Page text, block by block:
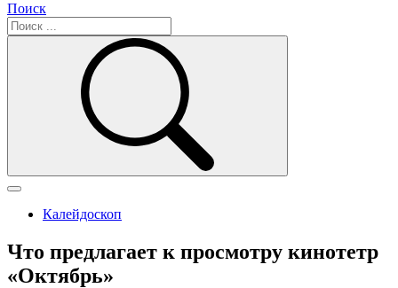
Поиск
Калейдоскоп
Что предлагает к просмотру кинотетр
«Октябрь»